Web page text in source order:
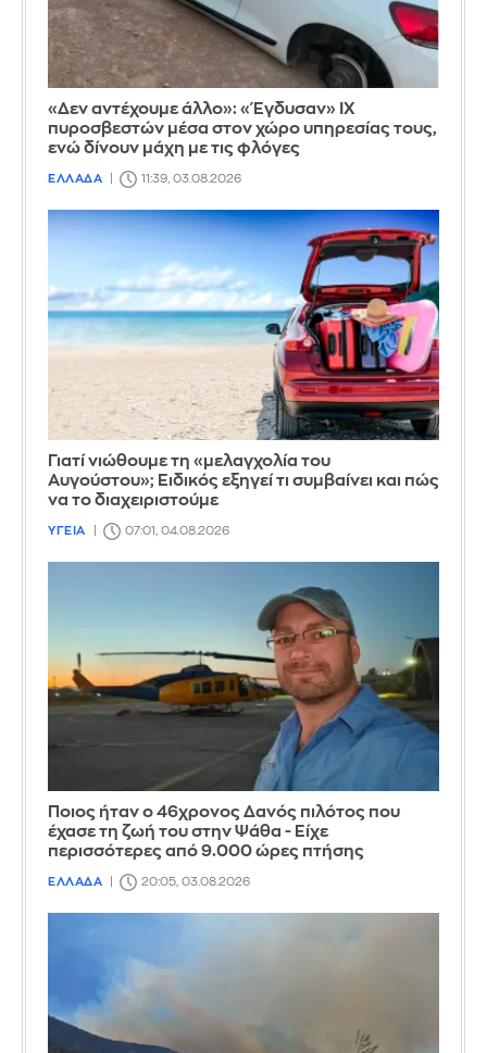
«Δεν αντέχουμε άλλο»: «Έγδυσαν» ΙΧ
πυροσβεστών μέσα στον χώρο υπηρεσίας τους,
ενώ δίνουν μάχη με τις φλόγες
ΕΛΛΑΔΑ 11:39, 03.08.2026
Γιατί νιώθουμε τη «μελαγχολία του
Αυγούστου»; Ειδικός εξηγεί τι συμβαίνει και πώς
να το διαχειριστούμε
ΥΓΕΙΑ 07:01, 04.08.2026
Ποιος ήταν ο 46χρονος Δανός πιλότος που
έχασε τη ζωή του στην Ψάθα - Είχε
περισσότερες από 9.000 ώρες πτήσης
ΕΛΛΑΔΑ 20:05, 03.08.2026